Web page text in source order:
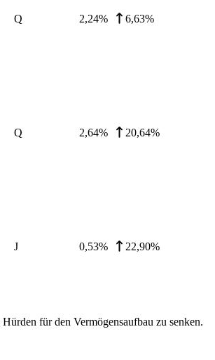
Q 2,24% 6,63%
Q 2,64% 20,64%
J 0,53% 22,90%
für den Vermögensaufbau zu senken.